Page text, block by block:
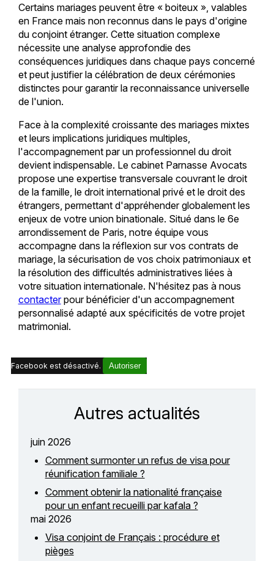
Certains mariages peuvent être « boiteux », valables
en France mais non reconnus dans le pays d'origine
du conjoint étranger. Cette situation complexe
nécessite une analyse approfondie des
conséquences juridiques dans chaque pays concerné
et peut justifier la célébration de deux cérémonies
distinctes pour garantir la reconnaissance universelle
de l'union.
Face à la complexité croissante des mariages mixtes
et leurs implications juridiques multiples,
l'accompagnement par un professionnel du droit
devient indispensable. Le cabinet Parnasse Avocats
propose une expertise transversale couvrant le droit
de la famille, le droit international privé et le droit des
étrangers, permettant d'appréhender globalement les
enjeux de votre union binationale. Situé dans le 6e
arrondissement de Paris, notre équipe vous
accompagne dans la réflexion sur vos contrats de
mariage, la sécurisation de vos choix patrimoniaux et
la résolution des difficultés administratives liées à
votre situation internationale. N'hésitez pas à nous
contacterpour bénéficier d'un accompagnement
personnalisé adapté aux spécificités de votre projet
matrimonial.
Facebook est désactivé. Autoriser
Autres actualités
juin 2026
Comment surmonter un refus de visa pour
réunification familiale ?
Comment obtenir la nationalité française
pour un enfant recueilli par kafala ?
mai 2026
Visa conjoint de Français : procédure et
pièges